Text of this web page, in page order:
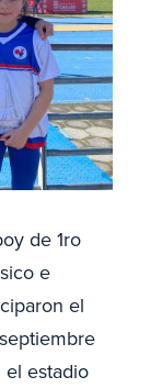
de 1ro
e
el
estadio